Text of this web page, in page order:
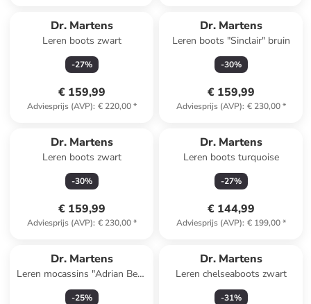
Dr. Martens
Leren boots zwart
-27%
€ 159,99
Adviesprijs (AVP): € 220,00*
Dr. Martens
Leren boots "Sinclair" bruin
-30%
€ 159,99
Adviesprijs (AVP): € 230,00*
Dr. Martens
Leren boots zwart
-30%
€ 159,99
Adviesprijs (AVP): € 230,00*
Dr. Martens
Leren boots turquoise
-27%
€ 144,99
Adviesprijs (AVP): € 199,00*
Dr. Martens
Leren mocassins "Adrian Ben"
zwart
-25%
Dr. Martens
Leren chelseaboots zwart
-31%